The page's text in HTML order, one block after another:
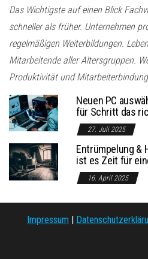
Das Wichtigste auf einen Blick
schneller als früher. Unternehmen
regelmäßigen Weiterbildungen.
Mitarbeitende aller Altersgruppen.
Produktivität und
Neuen PC
für Schritt das
27. Juli 2025
Entrümpelung &
ist es Zeit für
16. April 2025
Impressum |